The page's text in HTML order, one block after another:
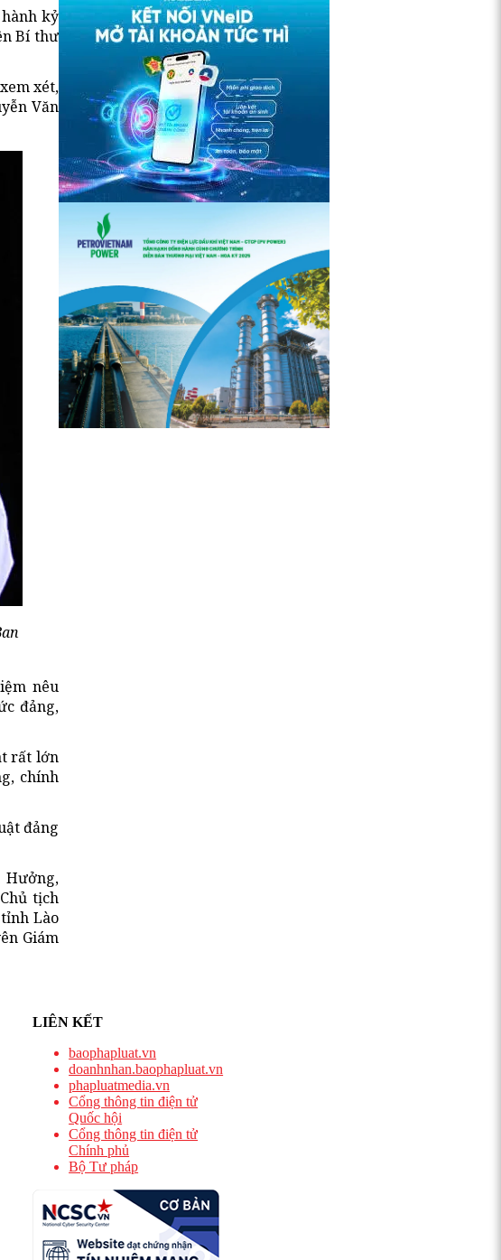
kỷ
Bí thư
xét,
Văn
nêu
đảng,
rất lớn
chính
đảng
tịch
Lào
Giám
LIÊN KẾT
baophapluat.vn
doanhnhan.baophapluat.vn
phapluatmedia.vn
Cổng thông tin điện tử
Quốc hội
Cổng thông tin điện tử
Chính phủ
Bộ Tư pháp